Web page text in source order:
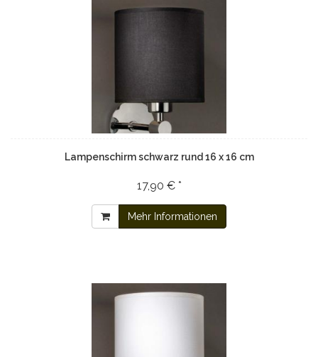
Lampenschirm schwarz rund 16 x 16 cm
17,90 € *
Mehr Informationen